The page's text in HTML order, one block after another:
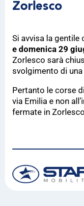
Zorlesco
Si avvisa la gentile
e domenica 29
Zorlesco sarà
svolgimento di
Pertanto le corse
via Emilia e non
fermate in